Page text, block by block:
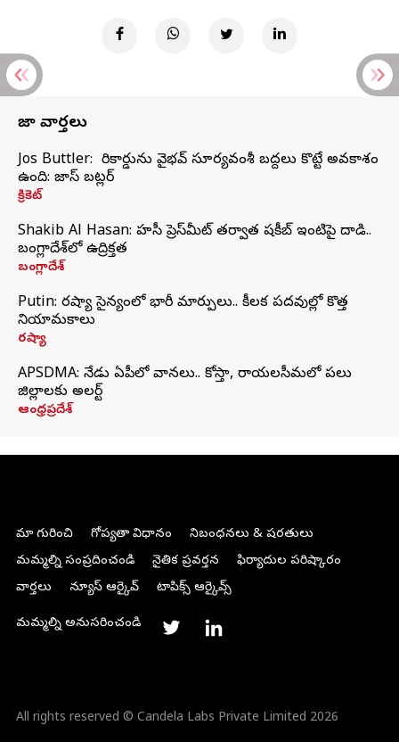
తాజా వార్తలు
Jos Buttler: నా రికార్డును వైభవ్ సూర్యవంశీ బద్దలు కొట్టే అవకాశం
ఉంది: జాస్ బట్లర్
క్రికెట్
Shakib Al Hasan: హసీనా ప్రెస్‌మీట్‌ తర్వాత షకీబ్‌ ఇంటిపై దాడి..
బంగ్లాదేశ్‌లో ఉద్రిక్తత
బంగ్లాదేశ్
Putin: రష్యా సైన్యంలో భారీ మార్పులు.. కీలక పదవుల్లో కొత్త
నియామకాలు
రష్యా
APSDMA: నేడు ఏపీలో వానలు.. కోస్తా, రాయలసీమలో పలు
జిల్లాలకు అలర్ట్
ఆంధ్రప్రదేశ్
మా గురించి గోప్యతా విధానం
నిబంధనలు & షరతులు
మమ్మల్ని సంప్రదించండి
నైతిక ప్రవర్తన
ఫిర్యాదుల పరిష్కారం
వార్తలు
న్యూస్ ఆర్కైవ్ టాపిక్స్ ఆర్కైవ్స్
మమ్మల్ని అనుసరించండి
All rights reserved © Candela Labs Private Limited 2026